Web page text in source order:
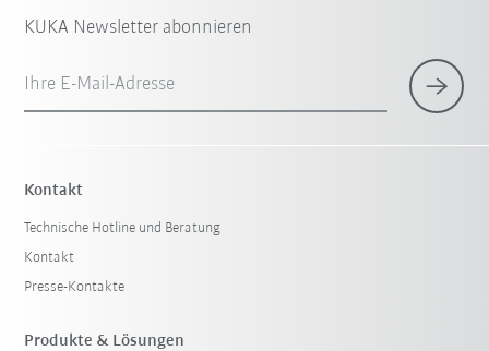
KUKA Newsletter abonnieren
Ihre E-Mail-Adresse
Kontakt
Technische Hotline und Beratung
Kontakt
Presse-Kontakte
Produkte & Lösungen